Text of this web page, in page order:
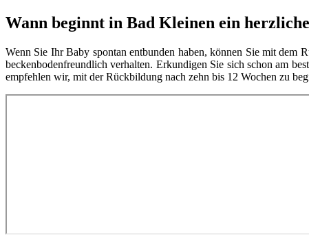
Wann beginnt in Bad Kleinen ein
Wenn Sie Ihr Baby spontan entbunden haben, können Sie mit dem
beckenbodenfreundlich verhalten. Erkundigen Sie sich schon am
empfehlen wir, mit der Rückbildung nach zehn bis 12 Wochen zu